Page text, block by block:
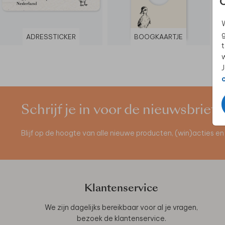
ADRESSTICKER BOOGKAARTJE
Schrijf je in voor de nieuwsbrief
Blijf op de hoogte van alle nieuwe producten, (win)acties
Klantenservice
We zijn dagelijks bereikbaar voor al je vragen,
bezoek de klantenservice.